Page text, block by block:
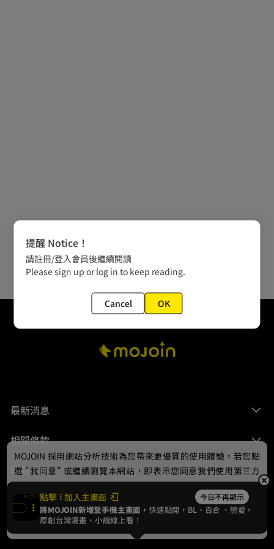
最新消息
相關條款
聯絡我們
© 2024 gamania Digital Entertainment Co., Ltd.
點擊 加入主畫面 今日不再顯示
將MOJOIN新增至手機主畫面，快速點開，BL、 百合 、戀愛，
原創台灣漫畫、小說線上看！
MOJOIN 採用網站分析技術為您帶來更優質的使用體驗，若您點
選 "我同意" 或繼續瀏覽本網站，即表示您同意我們使用第三方
Cookie，欲瞭解更多資訊請見隱私權政策。
我同意
提醒 Notice！
請註冊/登入會員後繼續閱讀
Please sign up or log in to keep reading.
Cancel OK